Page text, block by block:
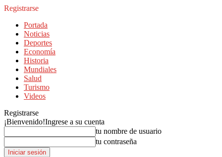
Registrarse
Portada
Noticias
Deportes
Economía
Historia
Mundiales
Salud
Turismo
Videos
Registrarse
¡Bienvenido!Ingrese a su cuenta
tu nombre de usuario
tu contraseña